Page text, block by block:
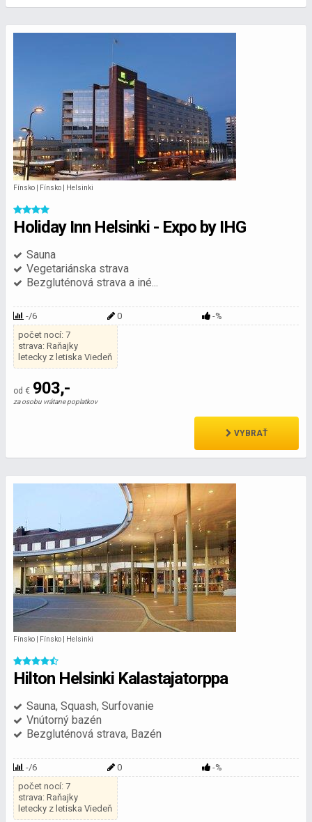
Fínsko | Fínsko | Helsinki
Holiday Inn Helsinki - Expo by IHG
Sauna
Vegetariánska strava
Bezgluténová strava a iné...
-/6 0
-%
počet nocí: 7
strava: Raňajky
letecky z letiska Viedeň
od € 903,-
za osobu vrátane poplatkov
VYBRAŤ
Fínsko | Fínsko | Helsinki
Hilton Helsinki Kalastajatorppa
Sauna, Squash, Surfovanie
Vnútorný bazén
Bezgluténová strava, Bazén
-/6 0
-%
počet nocí: 7
strava: Raňajky
letecky z letiska Viedeň